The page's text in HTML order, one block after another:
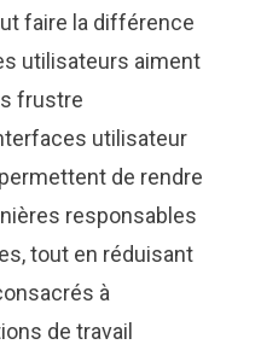
faire la différence
utilisateurs aiment
frustre
utilisateur
de rendre
responsables
tout en réduisant
à
de travail